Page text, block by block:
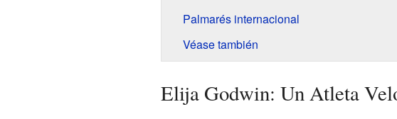
Palmarés internacional
Véase también
Elija Godwin: Un Atleta